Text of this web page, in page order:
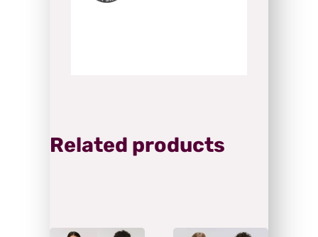
Related products